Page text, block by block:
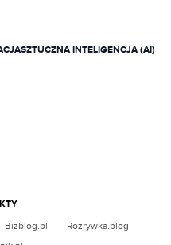
SZTUCZNA INTELIGENCJA (AI)
Bizblog.pl
Rozrywka.blog